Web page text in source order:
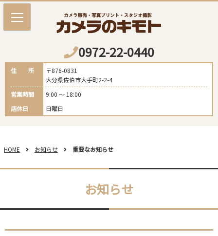
0972-22-0440
住 所
〒876-0831
大分県佐伯市大手町2-2-4
営業時間
9:00 ～ 18:00
店休日
日曜日
HOME お知らせ 重要なお知らせ
お知らせ